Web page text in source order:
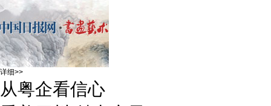
详细>>
从粤企看信心